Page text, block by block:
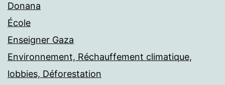
Donana
École
Enseigner Gaza
Environnement, Réchauffement climatique,
lobbies, Déforestation